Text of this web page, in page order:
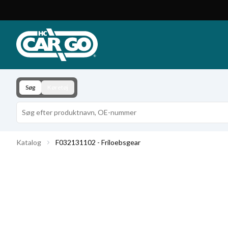
Download
Kontakt
Søg
Katalog F032131102 - Friloebsgear